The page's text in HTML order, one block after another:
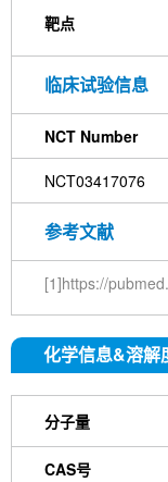
靶点
临床试验信息
NCT Number
NCT03417076
参考文献
[1]https://
化学信息&溶解
分子量
CAS号